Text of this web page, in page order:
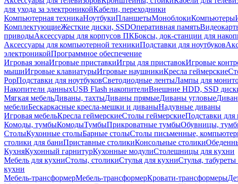
для ухода за электроникойКабели, переходники
Компьютерная техникаНоутбукиПланшетыМоноблокиКомпьютеры
КомплектующиеЖесткие диски, SSDОперативная память
приводыАксессуары для корпусов ПКБоксы, док-станции для
Аксессуары для компьютерной техникиПодставки для ноутбуков
электроникойПрограммное обеспечение
Игровая зонаИгровые приставкиИгры для приставокИгровые
мышиИгровые клавиатурыИгровые наушникиКресла геймерские
PopПодставки для ноутбуковСветодиодные лентыЛампы для
Накопители данныхUSB Flash накопителиВнешние HDD, SSD
Мягкая мебельДиваны, тахтыДиваны прямыеДиваны угловые
мебелиБескаркасные кресла-мешки и диваныНадувные диваны
Игровая мебельКресла геймерскиеСтолы геймерскиеПодставки для
Комоды, тумбыКомодыТумбыПрикроватные тумбыОбувницы,
СтолыКухонные столыБарные столыСтолы письменные,
столики для баниПриставные столикиКонсольные столики
КухняКухонный гарнитурКухонные модулиСтолешницы для кухни
Мебель для кухниСтолы, столикиСтулья для кухниСтулья,
кухни
Мебель-трансформерМебель-трансформерКровати-трансформеры